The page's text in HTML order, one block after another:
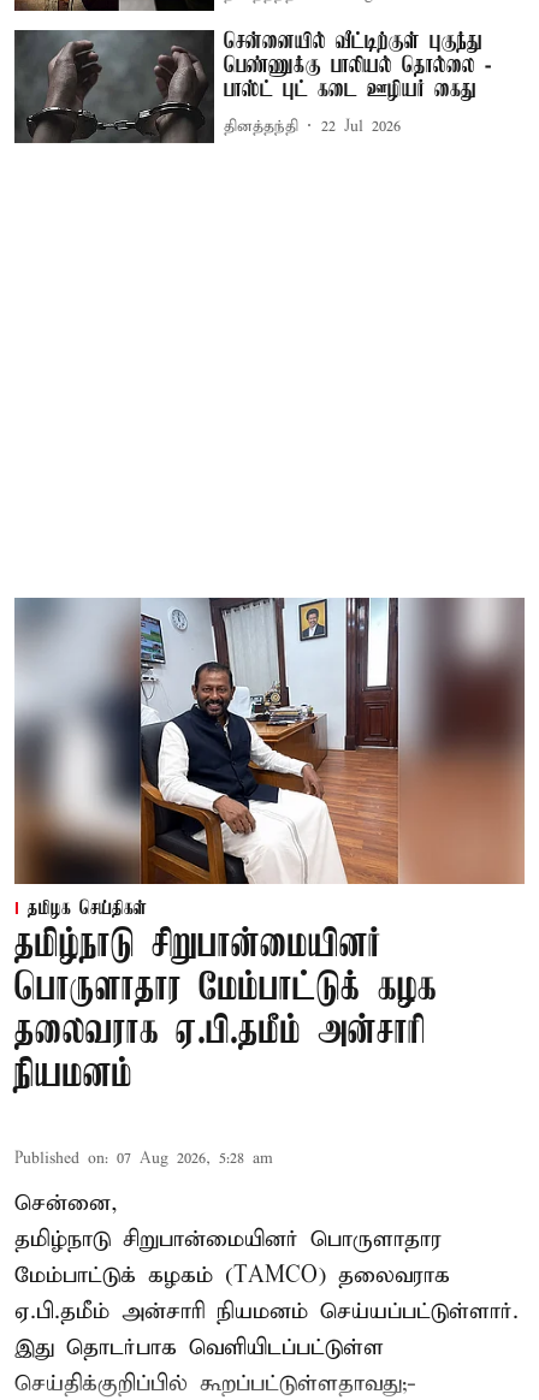
சென்னையில் வீட்டிற்குள் புகுந்து
பெண்ணுக்கு பாலியல் தொல்லை -
பாஸ்ட் புட் கடை ஊழியர் கைது
தினத்தந்தி 22 Jul 2026
தமிழக செய்திகள்
தமிழ்நாடு சிறுபான்மையினர்
பொருளாதார மேம்பாட்டுக் கழக
தலைவராக ஏ.பி.தமீம் அன்சாரி
நியமனம்
Published on: 07 Aug 2026, 5:28 am
சென்னை,
தமிழ்நாடு சிறுபான்மையினர் பொருளாதார
மேம்பாட்டுக் கழகம் (TAMCO) தலைவராக
ஏ.பி.தமீம் அன்சாரி நியமனம் செய்யப்பட்டுள்ளார்.
இது தொடர்பாக வெளியிடப்பட்டுள்ள
செய்திக்குறிப்பில் கூறப்பட்டுள்ளதாவது;-